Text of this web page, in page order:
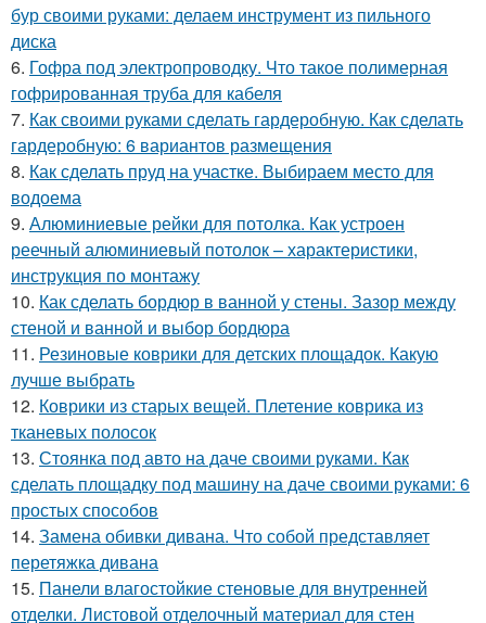
бур своими руками: делаем инструмент из пильного
диска
6. Гофра под электропроводку. Что такое полимерная
гофрированная труба для кабеля
7. Как своими руками сделать гардеробную. Как сделать
гардеробную: 6 вариантов размещения
8. Как сделать пруд на участке. Выбираем место для
водоема
9. Алюминиевые рейки для потолка. Как устроен
реечный алюминиевый потолок – характеристики,
инструкция по монтажу
10. Как сделать бордюр в ванной у стены. Зазор между
стеной и ванной и выбор бордюра
11. Резиновые коврики для детских площадок. Какую
лучше выбрать
12. Коврики из старых вещей. Плетение коврика из
тканевых полосок
13. Стоянка под авто на даче своими руками. Как
сделать площадку под машину на даче своими руками: 6
простых способов
14. Замена обивки дивана. Что собой представляет
перетяжка дивана
15. Панели влагостойкие стеновые для внутренней
отделки. Листовой отделочный материал для стен